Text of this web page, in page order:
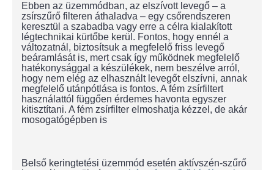
Ebben az üzemmódban, az elszívott levegő – a
zsírszűrő filteren áthaladva – egy csőrendszeren
keresztül a szabadba vagy erre a célra kialakított
légtechnikai kürtőbe kerül. Fontos, hogy ennél a
változatnál, biztosítsuk a megfelelő friss levegő
beáramlását is, mert csak így működnek megfelelő
hatékonysággal a készülékek, nem beszélve arról,
hogy nem elég az elhasznált levegőt elszívni, annak
megfelelő utánpótlása is fontos. A fém zsírfiltert
használattól függően érdemes havonta egyszer
kitisztítani. A fém zsírfilter elmoshatja kézzel, de akár
mosogatógépben is
Belső keringtetési üzemmód esetén aktívszén-szűrő